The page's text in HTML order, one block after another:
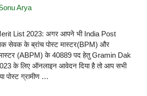
Arya
List 2023: अगर आपने भी India Post
सेवक के ब्रांच पोस्ट मास्टर(BPM) और
(ABPM) के 40889 पद हेतु Gramin Dak
के लिए ऑनलाइन आवेदन दिया है तो आप सभी
पोस्ट ग्रामीण …